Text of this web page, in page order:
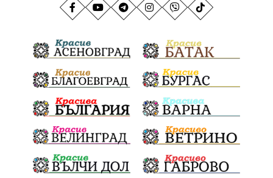
ГражданскаПозиция ГражданскоУчастие
Полиграф ДетекторНаЛъжата МВР
ОбезпечителниМерки МестнаВласт Котел
СИК Ружица РайнаКнягиня
ВеселинОрешков Шофьори
НационаленШампион ОрлинОрлиновЕнчев